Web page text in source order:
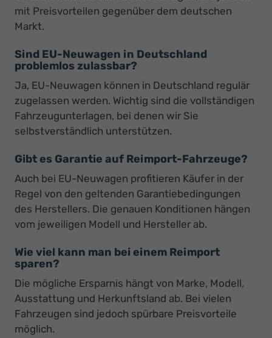
mit Preisvorteilen gegenüber dem deutschen
Markt.
Sind EU-Neuwagen in Deutschland
problemlos zulassbar?
Ja, EU-Neuwagen können in Deutschland regulär
zugelassen werden. Wichtig sind die vollständigen
Fahrzeugunterlagen, bei denen wir Sie
selbstverständlich unterstützen.
Gibt es Garantie auf Reimport-Fahrzeuge?
Auch bei EU-Neuwagen profitieren Käufer in der
Regel von den geltenden Garantiebedingungen
des Herstellers. Die genauen Konditionen hängen
vom jeweiligen Modell und Hersteller ab.
Wie viel kann man bei einem Reimport
sparen?
Die mögliche Ersparnis hängt von Marke, Modell,
Ausstattung und Herkunftsland ab. Bei vielen
Fahrzeugen sind jedoch spürbare Preisvorteile
möglich.